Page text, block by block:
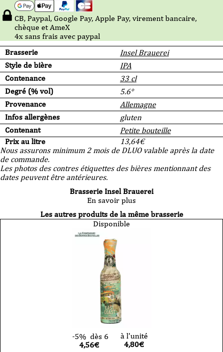
Brasserie
Insel Brauerei
Style de bière
IPA
Contenance
33 cl
Degré (% vol)
5.6°
Provenance
Allemagne
Infos allergènes
gluten
Contenant
Petite bouteille
Prix au litre
13,64€
Nous assurons minimum 2 mois de DLUO valable après la date
de commande.
Les photos des contres étiquettes des bières mentionnant des
dates peuvent être antérieures.
CB, Paypal, Google Pay, Apple Pay, virement bancaire,
chèque et AmeX
4x sans frais avec paypal
Brasserie Insel Brauerei
En savoir plus
Les autres produits de la même brasserie
Disponible
-5% dès 6
4,56€
à l'unité
4,80€